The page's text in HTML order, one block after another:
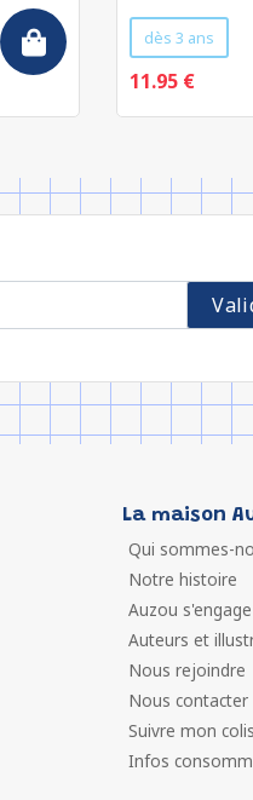
dès 3 ans
11.95 €
La maison
Qui sommes-
Notre histoire
Auzou s'engage
Auteurs et
Nous rejoindre
Nous contacter
Suivre mon colis
Infos